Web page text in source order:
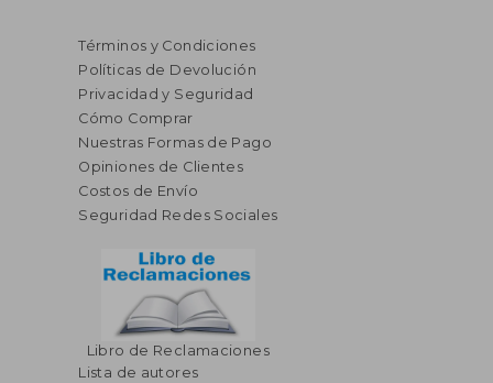
Términos y Condiciones
Políticas de Devolución
Privacidad y Seguridad
Cómo Comprar
Nuestras Formas de Pago
Opiniones de Clientes
Costos de Envío
Seguridad Redes Sociales
Libro de Reclamaciones
Lista de autores